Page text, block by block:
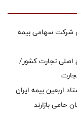
شرکت سهامی بیمه
اصلی تجارت کشور/
اربعین بیمه ایران
حامی بازارند